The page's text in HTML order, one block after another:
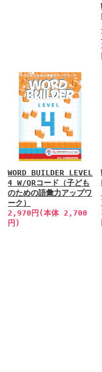
WORD BUILDER LEVEL
4 W/QRコード（子ども
のための語彙力アップワ
ーク）
2,970円(本体 2,700
円)